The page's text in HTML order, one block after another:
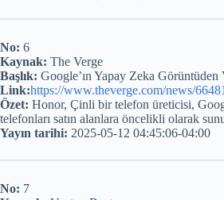
No: 6
Kaynak: The Verge
Başlık: Google’ın Yapay Zeka Görüntüden
Link:https://www.theverge.com/news/
Özet: Honor, Çinli bir telefon üreticisi,
telefonları satın alanlara öncelikli olarak
Yayın tarihi: 2025-05-12 04:45:06-04:00
No: 7